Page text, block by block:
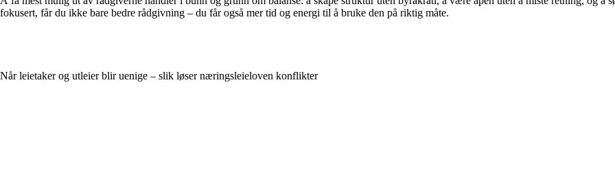
fokusert, får du ikke bare bedre rådgivning – du får også mer tid og energi til å bruke den på riktig måte.
Når leietaker og utleier blir uenige – slik løser næringsleieloven konflikter